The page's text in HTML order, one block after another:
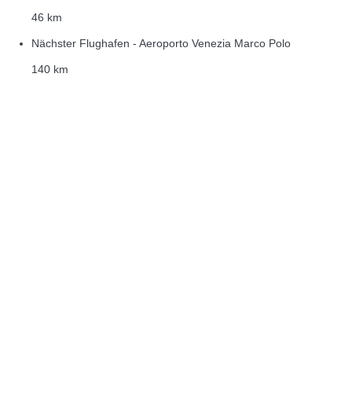
46 km
Nächster Flughafen - Aeroporto Venezia Marco Polo
140 km